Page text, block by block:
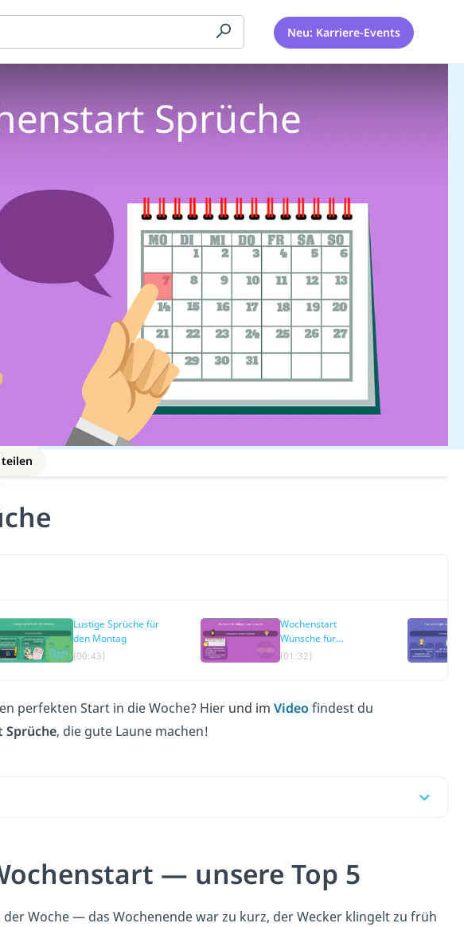
Neu: Karriere-Events
Lustige Sprüche für
den Montag
(00:43)
Wochenstart
Wünsche für
Kollegen & Freunde
(01:32)
perfekten Start in die Woche? Hier und im Video findest du
Sprüche, die gute Laune machen!
— unsere Top 5
Woche — das Wochenende war zu kurz, der Wecker klingelt zu früh